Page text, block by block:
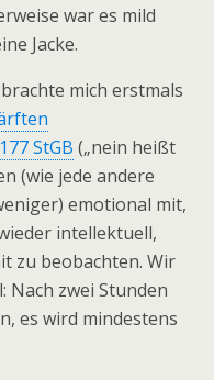
war es mild
Jacke.
mich erstmals
StGB („nein heißt
(wie jede andere
emotional mit,
intellektuell,
zu beobachten. Wir
Nach zwei Stunden
es wird mindestens